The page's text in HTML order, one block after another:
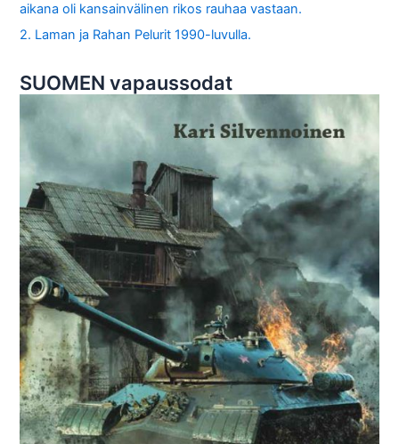
aikana oli kansainvälinen rikos rauhaa vastaan.
2. Laman ja Rahan Pelurit 1990-luvulla.
SUOMEN vapaussodat